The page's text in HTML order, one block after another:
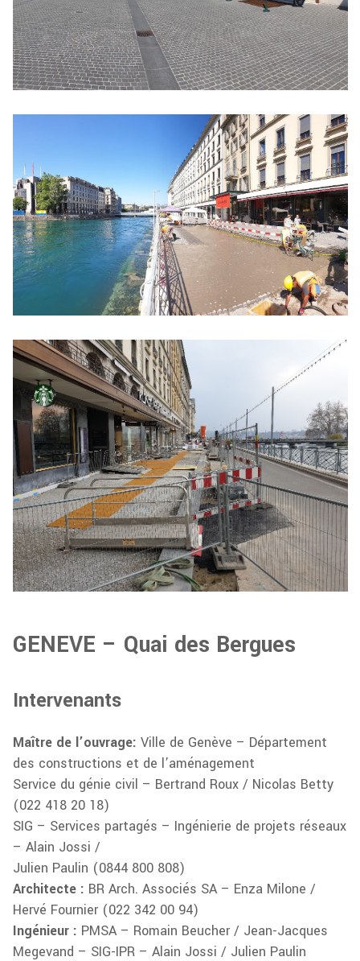
GENEVE – Quai des Bergues
Intervenants
Maître de l’ouvrage: Ville de Genève – Département
des constructions et de l’aménagement
Service du génie civil – Bertrand Roux / Nicolas Betty
(022 418 20 18)
SIG – Services partagés – Ingénierie de projets réseaux
– Alain Jossi /
Julien Paulin (0844 800 808)
Architecte : BR Arch. Associés SA – Enza Milone /
Hervé Fournier (022 342 00 94)
Ingénieur : PMSA – Romain Beucher / Jean-Jacques
Megevand – SIG-IPR – Alain Jossi / Julien Paulin